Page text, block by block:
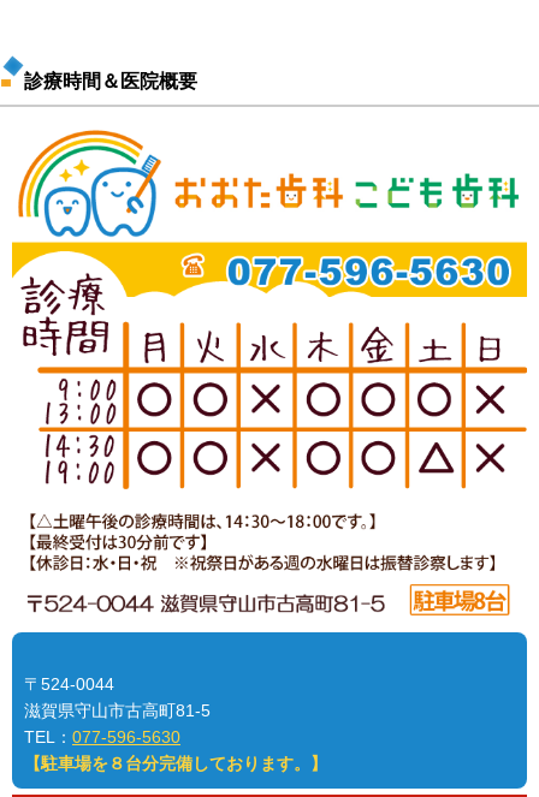
診療時間＆医院概要
〒524-0044
滋賀県守山市古高町81-5
TEL： 077-596-5630
【駐車場を８台分完備しております。】